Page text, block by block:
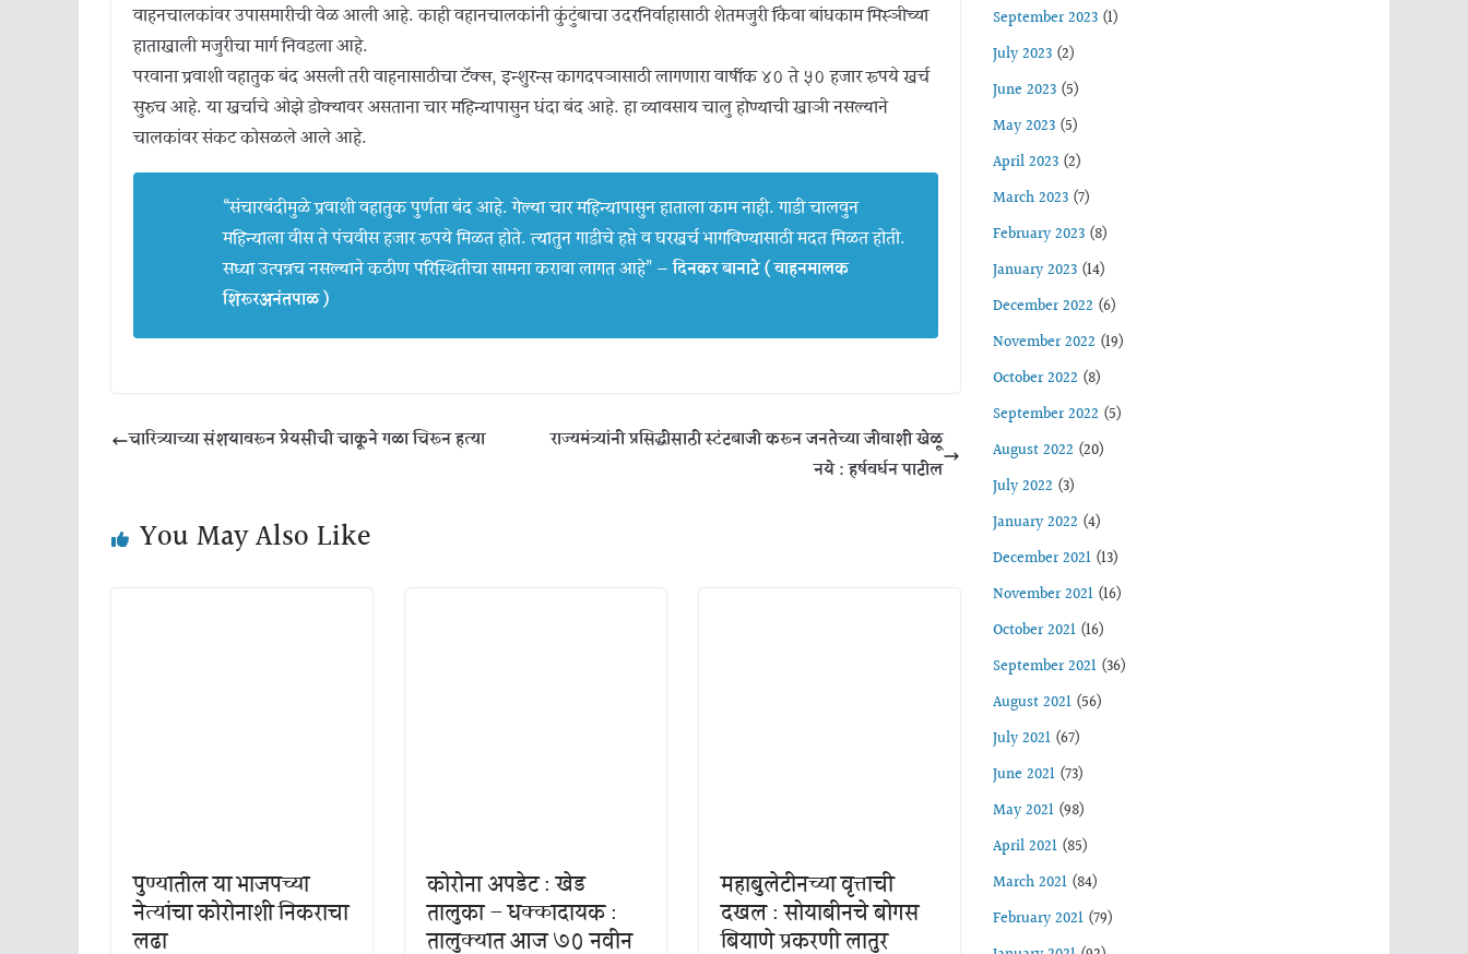
वाहनचालकांवर उपासमारीची वेळ आली आहे. काही वहानचालकांनी कुंटुंबाचा उदरनिर्वाहासाठी शेतमजुरी किंवा बांधकाम मिस्ञीच्या
हाताखाली मजुरीचा मार्ग निवडला आहे.
परवाना प्रवाशी वहातुक बंद असली तरी वाहनासाठीचा टॅक्स, इन्शुरन्स कागदपञासाठी लागणारा वार्षीक ४० ते ५० हजार रूपये खर्च
सुरुच आहे. या खर्चाचे ओझे डोक्यावर असताना चार महिन्यापासुन धंदा बंद आहे. हा व्यावसाय चालु होण्याची खाञी नसल्याने
चालकांवर संकट कोसळले आले आहे.
“संचारबंदीमुळे प्रवाशी वहातुक पुर्णता बंद आहे. गेल्या चार महिन्यापासुन हाताला काम नाही. गाडी चालवुन
महिन्याला वीस ते पंचवीस हजार रूपये मिळत होते. त्यातुन गाडीचे हप्ते व घरखर्च भागविण्यासाठी मदत मिळत होती.
सध्या उत्पन्नच नसल्याने कठीण परिस्थितीचा सामना करावा लागत आहे” —दिनकर बानाटे ( वाहनमालक
शिरूरअनंतपाळ )
चारित्र्याच्या संशयावरून प्रेयसीची चाकूने गळा चिरून हत्या
राज्यमंत्र्यांनी प्रसिद्धीसाठी स्टंटबाजी करून जनतेच्या जीवाशी खेळू
नये : हर्षवर्धन पाटील
You May Also Like
पुण्यातील या भाजपच्या
नेत्यांचा कोरोनाशी निकराचा
लढा
कोरोना अपडेट : खेड
तालुका – धक्कादायक :
तालुक्यात आज ७० नवीन
महाबुलेटीनच्या वृत्ताची
दखल : सोयाबीनचे बोगस
बियाणे प्रकरणी लातुर
September 2023 (1)
July 2023 (2)
June 2023 (5)
May 2023 (5)
April 2023 (2)
March 2023 (7)
February 2023 (8)
January 2023 (14)
December 2022 (6)
November 2022 (19)
October 2022 (8)
September 2022 (5)
August 2022 (20)
July 2022 (3)
January 2022 (4)
December 2021 (13)
November 2021 (16)
October 2021 (16)
September 2021 (36)
August 2021 (56)
July 2021 (67)
June 2021 (73)
May 2021 (98)
April 2021 (85)
March 2021 (84)
February 2021 (79)